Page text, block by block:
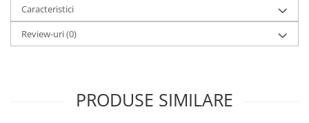
Caracteristici
Review-uri(0)
PRODUSE SIMILARE